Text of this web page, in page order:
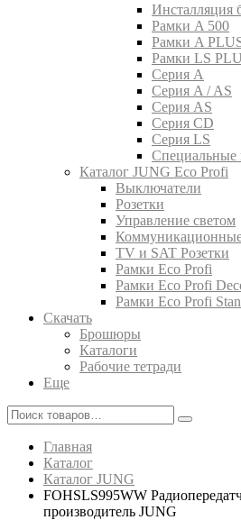
Инсталляция
Рамки A 500
Рамки A
Рамки LS
Серия A
Серия A / AS
Серия AS
Серия CD
Серия LS
Специальные
Каталог JUNG Eco Profi
Выключатели
Розетки
Управление светом
Коммуникационные
TV и SAT Розетки
Рамки Eco Profi
Рамки Eco Profi
Рамки Eco Profi
Скачать
Брошюры
Каталоги
Рабочие тетради
Еще
Главная
Каталог
Каталог JUNG
FOHSLS995WW
производитель JUNG